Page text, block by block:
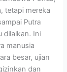
tetapi mereka
Putra
dilalkan. Ini
manusia
besar, ujian
dan